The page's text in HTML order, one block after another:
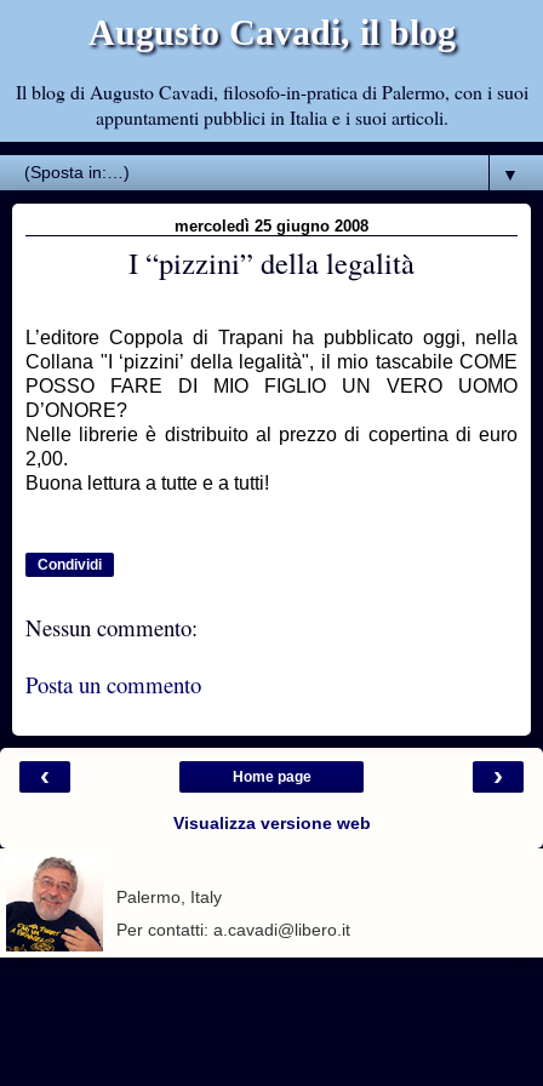
Augusto Cavadi, il blog
Il blog di Augusto Cavadi, filosofo-in-pratica di Palermo, con i suoi
appuntamenti pubblici in Italia e i suoi articoli.
▼
mercoledì 25 giugno 2008
I “pizzini” della legalità
L’editore Coppola di Trapani ha pubblicato oggi, nella
Collana "I ‘pizzini’ della legalità", il mio tascabile COME
POSSO FARE DI MIO FIGLIO UN VERO UOMO
D’ONORE?
Nelle librerie è distribuito al prezzo di copertina di euro
2,00.
Buona lettura a tutte e a tutti!
Condividi
Nessun commento:
Posta un commento
‹ ›
Home page
Visualizza versione web
Palermo, Italy
Per contatti: a.cavadi@libero.it